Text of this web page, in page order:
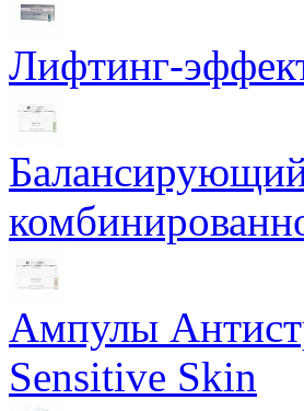
Лифтинг-
Балансирующий
Ампулы
Sensitive Skin